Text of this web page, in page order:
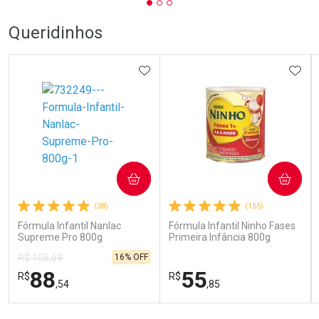
Queridinhos
(38)
Fórmula Infantil Nanlac
Supreme Pro 800g
R$ 105,69
R$88,54
16% OFF
ADICIONAR AOS FAVORITOS
COMPRAR
(155)
Fórmula Infantil Ninho Fases
Primeira Infância 800g
R$55,85
COMPRAR